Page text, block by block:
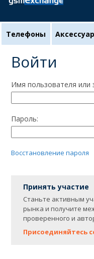
Телефоны
Войти
Имя пользователя или
Пароль:
Восстановление пароля
Принять участие
Станьте активным
рынка и получите
проверенного и
Присоединяйтесь